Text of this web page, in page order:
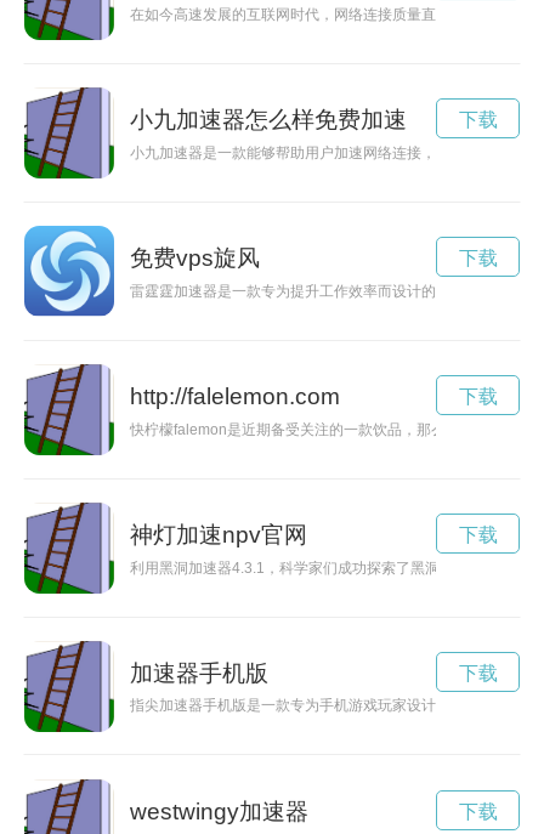
在如今高速发展的互联网时代，网络连接质量直接影响着我们
小九加速器怎么样免费加速
小九加速器是一款能够帮助用户加速网络连接，提升网络速度
下载
免费vps旋风
雷霆霆加速器是一款专为提升工作效率而设计的工具，能够帮
下载
http://falelemon.com
快柠檬falemon是近期备受关注的一款饮品，那么它究竟怎么样
下载
神灯加速npv官网
利用黑洞加速器4.3.1，科学家们成功探索了黑洞的奥秘，并能
下载
加速器手机版
指尖加速器手机版是一款专为手机游戏玩家设计的加速器应用
下载
westwingy加速器 下载